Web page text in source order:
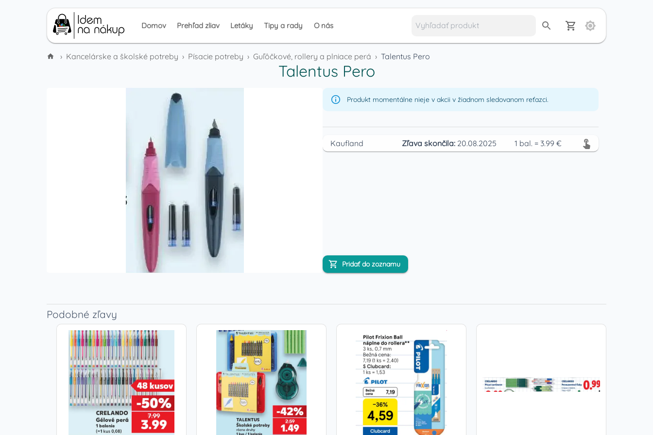
Domov Prehľad zliav Letáky Tipy a rady O nás
› Kancelárske a školské potreby › Písacie potreby › Guľôčkové, rollery a plniace perá › Talentus Pero
Talentus Pero
Produkt momentálne nieje v akcii v žiadnom sledovanom reťazci.
Kaufland Zľava skončila: 20.08.2025 1 bal. = 3.99 €
Pridať do zoznamu
Podobné zľavy